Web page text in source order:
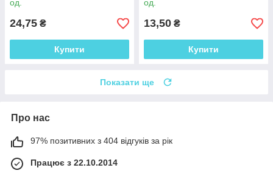
од.
24,75 ₴
Купити
од.
13,50 ₴
Купити
Показати ще
Про нас
97% позитивних з 404 відгуків за рік
Працює з 22.10.2014